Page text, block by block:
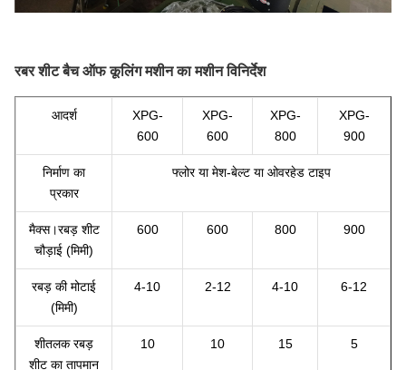
रबर शीट बैच ऑफ कूलिंग मशीन का मशीन विनिर्देश
आदर्श
XPG-
600
XPG-
600
XPG-
800
XPG-
900
निर्माण का
प्रकार
फ्लोर या मेश-बेल्ट या ओवरहेड टाइप
मैक्स।रबड़ शीट
चौड़ाई (मिमी)
600 600 800 900
रबड़ की मोटाई
(मिमी)
4-10 2-12 4-10 6-12
शीतलक रबड़
शीट का तापमान
10 10 15 5